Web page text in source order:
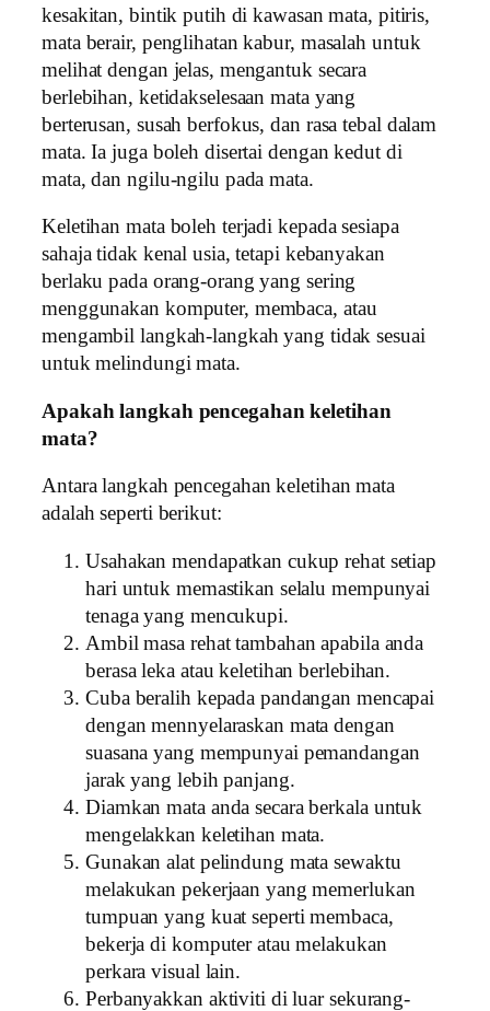
kesakitan, bintik putih di kawasan mata, pitiris,
mata berair, penglihatan kabur, masalah untuk
melihat dengan jelas, mengantuk secara
berlebihan, ketidakselesaan mata yang
berterusan, susah berfokus, dan rasa tebal dalam
mata. Ia juga boleh disertai dengan kedut di
mata, dan ngilu-ngilu pada mata.
Keletihan mata boleh terjadi kepada sesiapa
sahaja tidak kenal usia, tetapi kebanyakan
berlaku pada orang-orang yang sering
menggunakan komputer, membaca, atau
mengambil langkah-langkah yang tidak sesuai
untuk melindungi mata.
Apakah langkah pencegahan keletihan
mata?
Antara langkah pencegahan keletihan mata
adalah seperti berikut:
Usahakan mendapatkan cukup rehat setiap
hari untuk memastikan selalu mempunyai
tenaga yang mencukupi.
Ambil masa rehat tambahan apabila anda
berasa leka atau keletihan berlebihan.
Cuba beralih kepada pandangan mencapai
dengan mennyelaraskan mata dengan
suasana yang mempunyai pemandangan
jarak yang lebih panjang.
Diamkan mata anda secara berkala untuk
mengelakkan keletihan mata.
Gunakan alat pelindung mata sewaktu
melakukan pekerjaan yang memerlukan
tumpuan yang kuat seperti membaca,
bekerja di komputer atau melakukan
perkara visual lain.
Perbanyakkan aktiviti di luar sekurang-